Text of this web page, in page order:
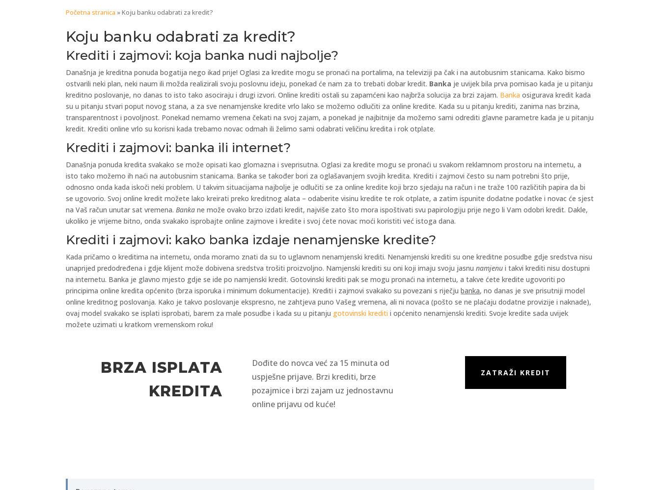
Početna stranica »Koju banku odabrati za kredit?
Koju banku odabrati za kredit?
Krediti i zajmovi: koja banka nudi najbolje?
Današnja je kreditna ponuda bogatija nego ikad prije! Oglasi za kredite mogu se pronaći na portalima, na televiziji pa čak i na autobusnim stanicama. Kako bismo
ostvarili neki plan, neki naum ili možda realizirali svoju poslovnu ideju, ponekad će nam za to trebati dobar kredit. Banka je uvijek bila prva pomisao kada je u pitanju
kreditno poslovanje, no danas to isto tako asociraju i drugi izvori. Online krediti ostali su zapamćeni kao najbrža solucija za brzi zajam. Banka osigurava kredit kada
su u pitanju stvari poput novog stana, a za sve nenamjenske kredite vrlo lako se možemo odlučiti za online kredite. Kada su u pitanju krediti, zanima nas brzina,
transparentnost i povoljnost. Ponekad nemamo vremena čekati na svoj zajam, a ponekad je najbitnije da možemo sami odrediti glavne parametre kada je u pitanju
kredit. Krediti online vrlo su korisni kada trebamo novac odmah ili želimo sami odabrati veličinu kredita i rok otplate.
Krediti i zajmovi: banka ili internet?
Današnja ponuda kredita svakako se može opisati kao glomazna i sveprisutna. Oglasi za kredite mogu se pronaći u svakom reklamnom prostoru na internetu, a
isto tako možemo ih naći na autobusnim stanicama. Banka se također bori za oglašavanjem svojih kredita. Krediti i zajmovi često su nam potrebni što prije,
odnosno onda kada iskoči neki problem. U takvim situacijama najbolje je odlučiti se za online kredite koji brzo sjedaju na račun i ne traže 100 različitih papira da bi
se ugovorio. Svoj online kredit možete lako kreirati preko kreditnog alata – odaberite visinu kredite te rok otplate, a zatim ispunite dodatne podatke i novac će sjest
na Vaš račun unutar sat vremena.Banka ne može ovako brzo izdati kredit, najviše zato što mora ispoštivati svu papirologiju prije nego li Vam odobri kredit. Dakle,
ukoliko je vrijeme bitno, onda svakako isprobajte online zajmove i kredite i svoj ćete novac moći koristiti već istoga dana.
Krediti i zajmovi: kako banka izdaje nenamjenske kredite?
Kada pričamo o kreditima na internetu, onda moramo znati da su to uglavnom nenamjenski krediti. Nenamjenski krediti su one kreditne posudbe gdje sredstva nisu
unaprijed predodređena i gdje klijent može dobivena sredstva trošiti proizvoljno. Namjenski krediti su oni koji imaju svoju jasnunamjenu i takvi krediti nisu dostupni
na internetu. Banka je glavno mjesto gdje se ide po namjenski kredit. Gotovinski krediti pak se mogu pronaći na internetu, a takve ćete kredite ugovoriti po
principima online kredita općenito (brza isporuka i minimum dokumentacije). Krediti i zajmovi svakako su povezani s riječjubanka, no danas je sve prisutniji model
online kreditnog poslovanja. Kako je takvo poslovanje ekspresno, ne zahtjeva puno Vašeg vremena, ali ni novaca (pošto se ne plaćaju dodatne provizije i naknade),
ovaj model svakako se isplati isprobati, barem za male posudbe i kada su u pitanju gotovinski krediti i općenito nenamjenski krediti. Svoje kredite sada uvijek
možete uzimati u kratkom vremenskom roku!
BRZA ISPLATA
KREDITA
Dođite do novca već za 15 minuta od
uspješne prijave. Brzi krediti, brze
pozajmice i brzi zajam uz jednostavnu
online prijavu od kuće!
ZATRAŽI KREDIT